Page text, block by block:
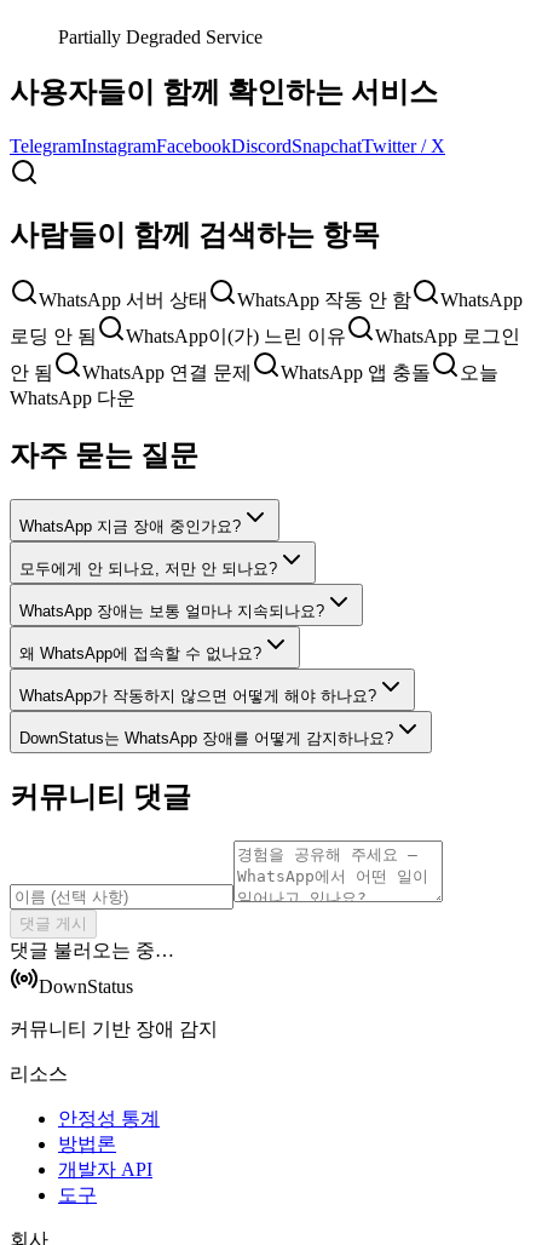
Partially Degraded Service
사용자들이 함께 확인하는 서비스
TelegramInstagramFacebookDiscordSnapchatTwitter / X
사람들이 함께 검색하는 항목
WhatsApp 서버 상태 WhatsApp 작동 안 함
WhatsApp
로딩 안 됨
WhatsApp이(가) 느린 이유
WhatsApp 로그인
안 됨
WhatsApp 연결 문제 WhatsApp 앱 충돌
오늘
WhatsApp 다운
자주 묻는 질문
WhatsApp 지금 장애 중인가요?
모두에게 안 되나요, 저만 안 되나요?
WhatsApp 장애는 보통 얼마나 지속되나요?
왜 WhatsApp에 접속할 수 없나요?
WhatsApp가 작동하지 않으면 어떻게 해야 하나요?
DownStatus는 WhatsApp 장애를 어떻게 감지하나요?
커뮤니티 댓글
댓글 게시
댓글 불러오는 중…
DownStatus
커뮤니티 기반 장애 감지
리소스
안정성 통계
방법론
개발자 API
도구
회사